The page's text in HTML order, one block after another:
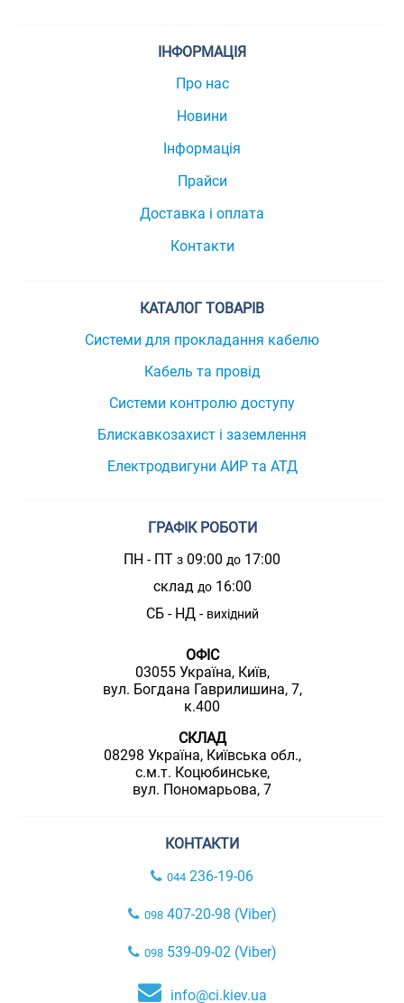
ІНФОРМАЦІЯ
Про нас
Новини
Інформація
Прайси
Доставка і оплата
Контакти
КАТАЛОГ ТОВАРІВ
Системи для прокладання кабелю
Кабель та провід
Системи контролю доступу
Блискавкозахист і заземлення
Електродвигуни АИР та АТД
ГРАФІК РОБОТИ
ПН - ПТ з 09:00 до 17:00
склад до16:00
СБ - НД - вихідний
ОФІС
03055 Україна, Київ,
вул. Богдана Гаврилишина, 7,
к.400
СКЛАД
08298 Україна, Київська обл.,
с.м.т. Коцюбинське,
вул. Пономарьова, 7
КОНТАКТИ
044 236-19-06
098407-20-98 (Viber)
098539-09-02 (Viber)
info@ci.kiev.ua